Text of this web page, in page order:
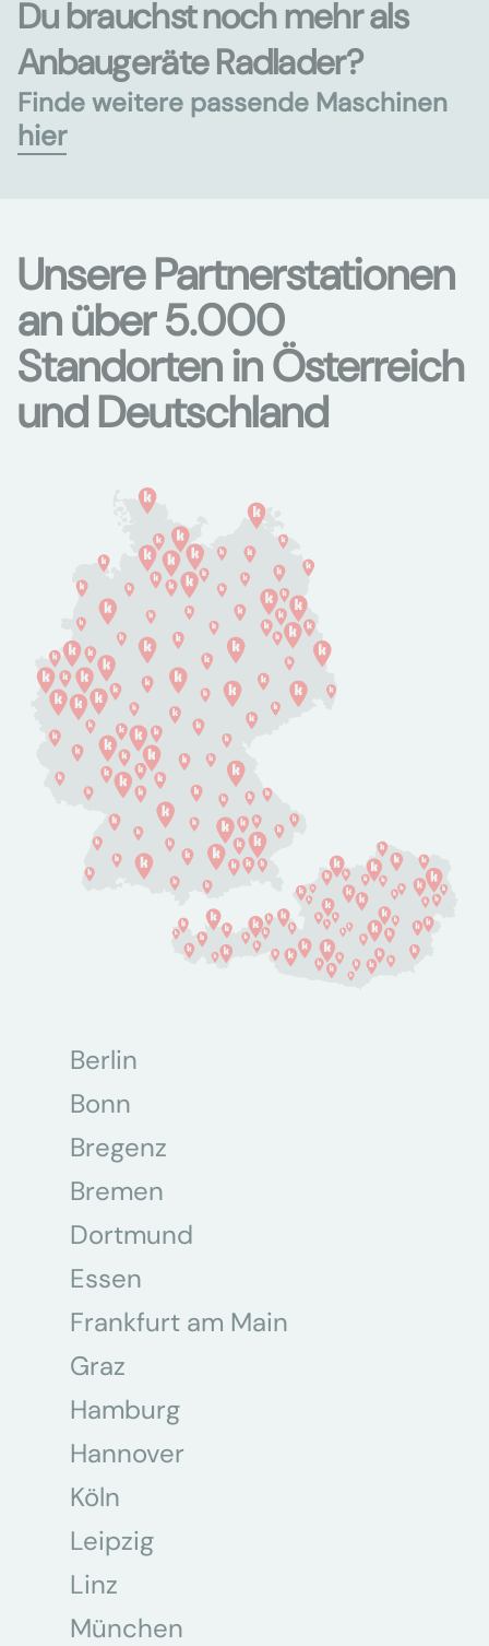
Du brauchst noch mehr als
Anbaugeräte Radlader?
Finde weitere passende Maschinen
hier
Unsere Partnerstationen
an über 5.000
Standorten in Österreich
und Deutschland
Berlin
Bonn
Bregenz
Bremen
Dortmund
Essen
Frankfurt am Main
Graz
Hamburg
Hannover
Köln
Leipzig
Linz
München